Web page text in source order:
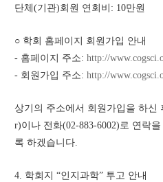
단체(기관)회원 연회비: 10만원
○ 학회 홈페이지 회원가입 안내
- 홈페이지 주소: http://
- 회원가입 주소: http://
상기의 주소에서 회원가입을 하신
r)이나 전화(02-883-6002)로 연락
록 하겠습니다.
4. 학회지 “인지과학” 투고 안내